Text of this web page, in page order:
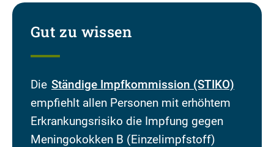
Gut zu wissen
Die Ständige Impfkommission (STIKO)
empfiehlt allen Personen mit erhöhtem
Erkrankungsrisiko die Impfung gegen
Meningokokken B (Einzelimpfstoff)